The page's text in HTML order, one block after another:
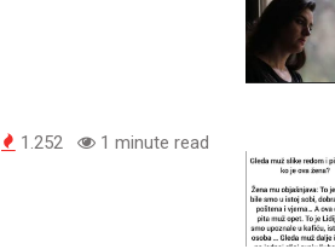
1.252 1 minute read